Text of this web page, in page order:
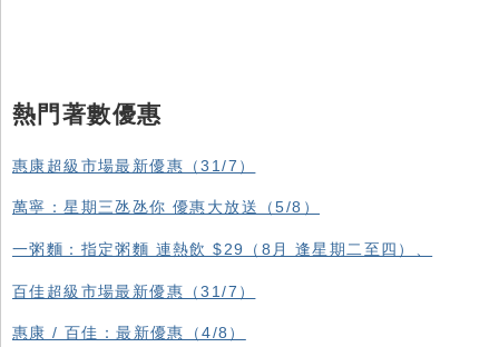
熱門著數優惠
惠康超級市場最新優惠（31/7）
萬寧：星期三氹氹你 優惠大放送（5/8）
一粥麵：指定粥麵 連熱飲 $29（8月 逢星期二至四）、
百佳超級市場最新優惠（31/7）
惠康 / 百佳：最新優惠（4/8）